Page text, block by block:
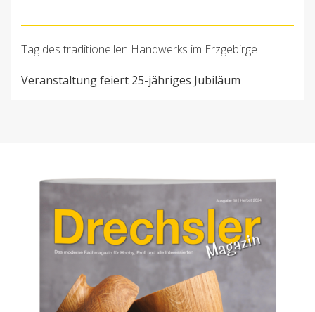
Tag des traditionellen Handwerks im Erzgebirge
Veranstaltung feiert 25-jähriges Jubiläum